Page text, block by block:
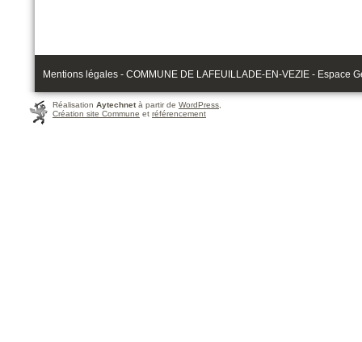
Mentions légales - COMMUNE DE LAFEUILLADE-EN-VEZIE - Espace
Réalisation Aytechnetà partir de WordPress,
Création site Commune et référencement